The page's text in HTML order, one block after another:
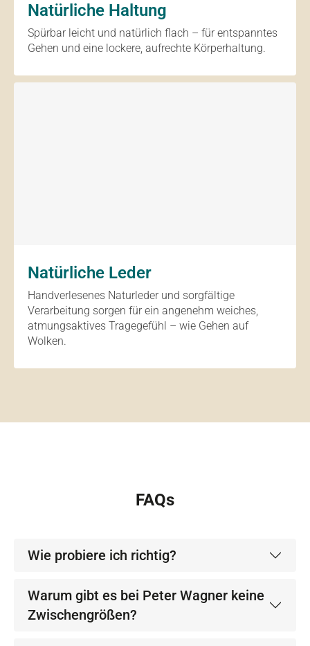
Natürliche Haltung
Spürbar leicht und natürlich flach – für entspanntes
Gehen und eine lockere, aufrechte Körperhaltung.
Natürliche Leder
Handverlesenes Naturleder und sorgfältige
Verarbeitung sorgen für ein angenehm weiches,
atmungsaktives Tragegefühl – wie Gehen auf
Wolken.
FAQs
Wie probiere ich richtig?
Warum gibt es bei Peter Wagner keine
Zwischengrößen?